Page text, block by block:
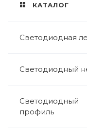
КАТАЛОГ
Светодиодная
Светодиодный
Светодиодный
профиль